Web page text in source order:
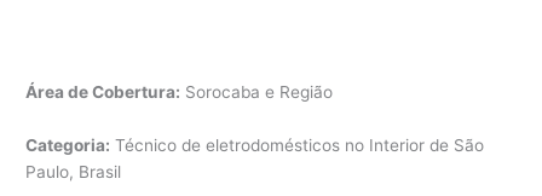
Área de Cobertura: Sorocaba e Região
Categoria: Técnico de eletrodomésticos no Interior de São
Paulo, Brasil